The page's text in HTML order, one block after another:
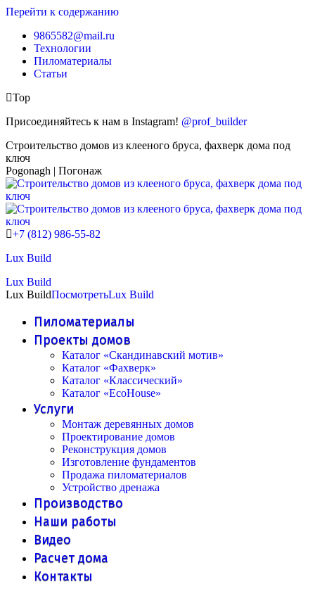
Перейти к содержанию
9865582@mail.ru
Технологии
Пиломатериалы
Статьи
Top
Присоединяйтесь к нам в Instagram! @prof_builder
Строительство домов из клееного бруса, фахверк дома под
ключ
Pogonagh | Погонаж
+7 (812) 986-55-82
Lux Build
Lux Build
Lux BuildПосмотретьLux Build
Пиломатериалы
Проекты домов
Каталог «Скандинавский мотив»
Каталог «Фахверк»
Каталог «Классический»
Каталог «EcoHouse»
Услуги
Монтаж деревянных домов
Проектирование домов
Реконструкция домов
Изготовление фундаментов
Продажа пиломатериалов
Устройство дренажа
Производство
Наши работы
Видео
Расчет дома
Контакты